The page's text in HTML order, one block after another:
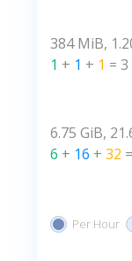
384 MiB,
1 + 1 + 1 = 3
6.75 GiB,
6 + 16 + 32 =
Per Hour